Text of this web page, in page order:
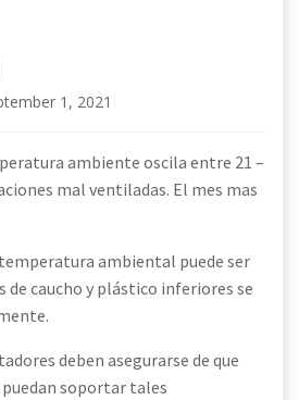
1, 2021
ambiente oscila entre 21 –
mal ventiladas. El mes mas
ambiental puede ser
caucho y plástico inferiores se
deben asegurarse de que
soportar tales